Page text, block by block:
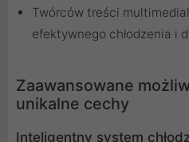
Twórców treści
efektywnego chłodzenia i
Zaawansowane
unikalne cechy
Inteligentny system